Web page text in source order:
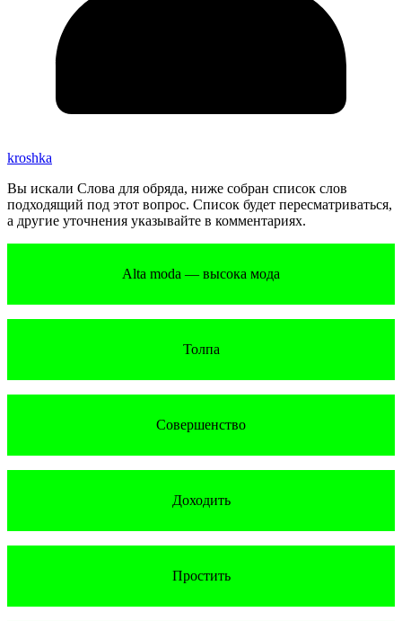
kroshka
Вы искали Слова для обряда, ниже собран список слов
подходящий под этот вопрос. Список будет пересматриваться,
а другие уточнения указывайте в комментариях.
Alta moda — высока мода
Толпа
Совершенство
Доходить
Простить